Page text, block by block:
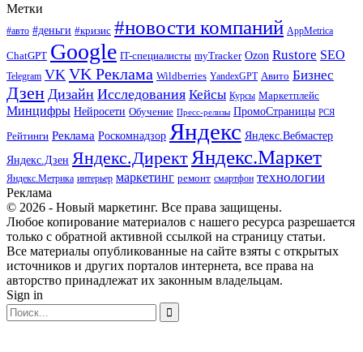
Метки
#авто #деньги #кризис #новости компаний AppMetrica
ChatGPT Google IT-специалисты myTracker Ozon Rustore SEO
Telegram VK VK Реклама Wildberries YandexGPT Авито Бизнес
Дзен Дизайн Исследования Кейсы Курсы Маркетплейс
Минцифры Нейросети Обучение Пресс-релизы ПромоСтраницы РСЯ
Рейтинги Реклама Роскомнадзор Яндекс Яндекс.Вебмастер
Яндекс.Дзен Яндекс.ДиректЯндекс.Маркет
Яндекс.Метрика интерьер маркетинг ремонт смартфон технологии
Реклама
© 2026 - Новый маркетинг. Все права защищены.
Любое копирование материалов с нашего ресурса разрешается
только с обратной активной ссылкой на страницу статьи.
Все материалы опубликованные на сайте взяты с открытых
источников и других порталов интернета, все права на
авторство принадлежат их законным владельцам.
Sign in